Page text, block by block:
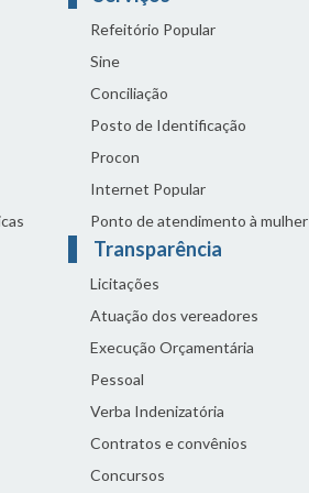
Refeitório Popular
Sine
Conciliação
Posto de Identificação
Procon
Internet Popular
Ponto de atendimento à mulher
Transparência
Licitações
Atuação dos vereadores
Execução Orçamentária
Pessoal
Verba Indenizatória
Contratos e convênios
Concursos